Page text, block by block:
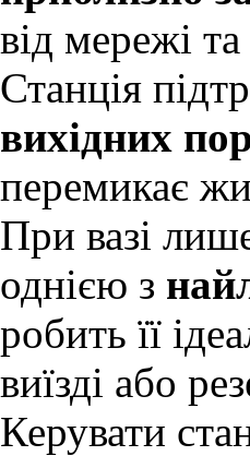
від мережі
Станція
вихідних
перемикає
При вазі
однією з
робить її
виїзді або
Керувати